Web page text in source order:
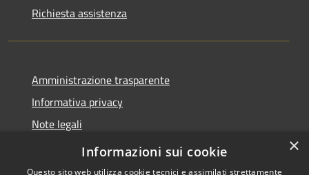
Richiesta assistenza
Amministrazione trasparente
Informativa privacy
Note legali
Dichiarazione di accessibilità
×
Informazioni sui cookie
Questo sito web utilizza cookie tecnici e assimilati strettamente